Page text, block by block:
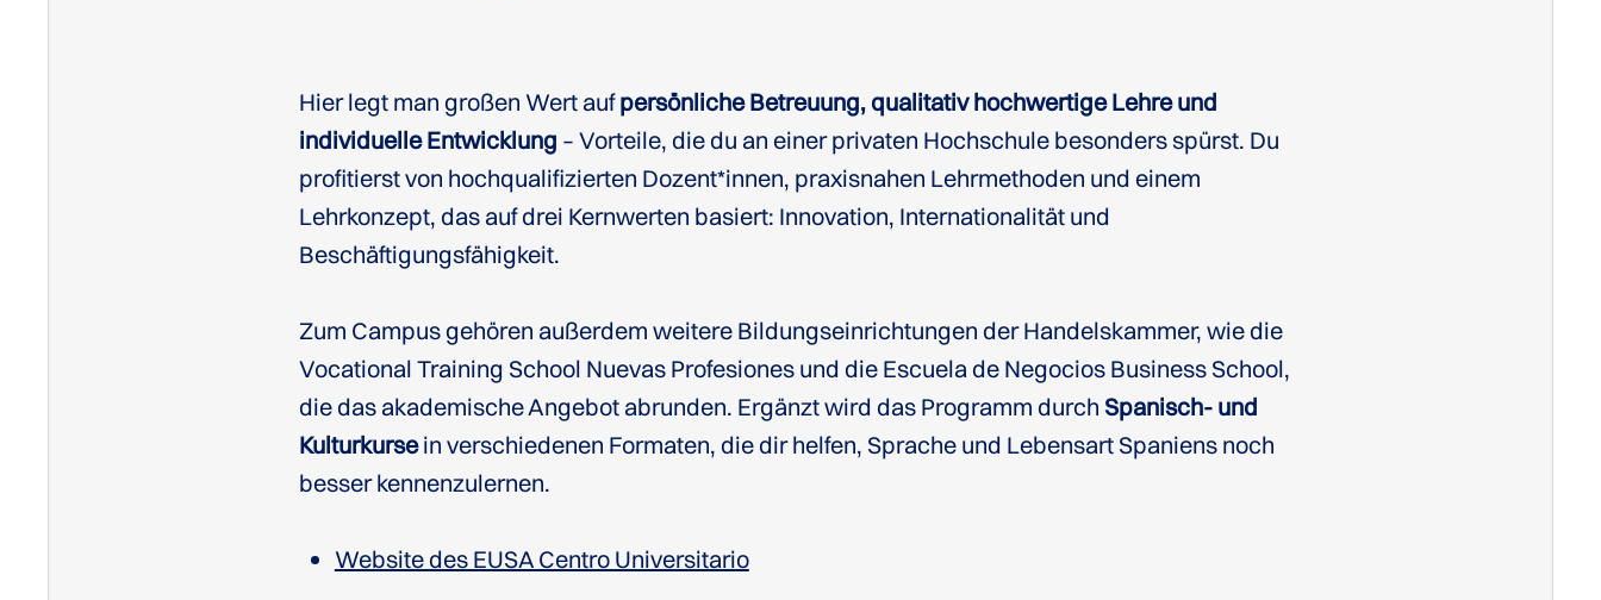
Hier legt man großen Wert aufpersönliche Betreuung, qualitativ hochwertige Lehre und
individuelle Entwicklung – Vorteile, die du an einer privaten Hochschule besonders spürst. Du
profitierst von hochqualifizierten Dozent*innen, praxisnahen Lehrmethoden und einem
Lehrkonzept, das auf drei Kernwerten basiert: Innovation, Internationalität und
Beschäftigungsfähigkeit.
Zum Campus gehören außerdem weitere Bildungseinrichtungen der Handelskammer, wie die
Vocational Training School Nuevas Profesiones und die Escuela de Negocios Business School,
die das akademische Angebot abrunden. Ergänzt wird das Programm durch Spanisch- und
Kulturkursein verschiedenen Formaten, die dir helfen, Sprache und Lebensart Spaniens noch
besser kennenzulernen.
Website des EUSA Centro Universitario